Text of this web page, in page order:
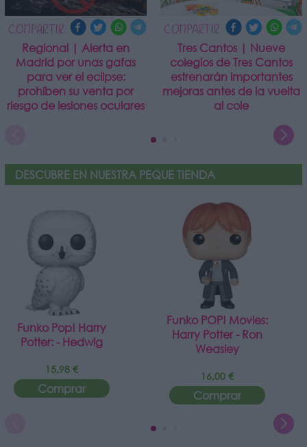
COMPARTIR:
Regional | Alerta en
Madrid por unas gafas
para ver el eclipse:
prohíben su venta por
riesgo de lesiones oculares
COMPARTIR:
Tres Cantos | Nueve
colegios de Tres Cantos
estrenarán importantes
mejoras antes de la vuelta
al cole
DESCUBRE EN NUESTRA PEQUE TIENDA
Funko Pop! Harry
Potter: - Hedwig
15,98 €
Comprar
Funko POP! Movies:
Harry Potter - Ron
Weasley
16,00 €
Comprar